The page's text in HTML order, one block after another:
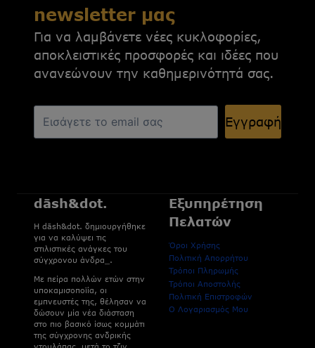
newsletter μας
Για να λαμβάνετε νέες κυκλοφορίες,
αποκλειστικές προσφορές και ιδέες που
ανανεώνουν την καθημερινότητά σας.
Εγγραφή
dāsh&dot.
H dāsh&dot. δημιουργήθηκε
για να καλύψει τις
στιλιστικές ανάγκες του
σύγχρονου άνδρα_.
Με πείρα πολλών ετών στην
υποκαμισοποϊία, οι
εμπνευστές της, θέλησαν να
δώσουν μία νέα διάσταση
στο πιο βασικό ίσως κομμάτι
της σύγχρονης ανδρικής
Εξυπηρέτηση
Πελατών
Όροι Χρήσης
Πολιτική Απορρήτου
Τρόποι Πληρωμής
Τρόποι Αποστολής
Πολιτική Επιστροφών
Ο Λογαριασμός Μου